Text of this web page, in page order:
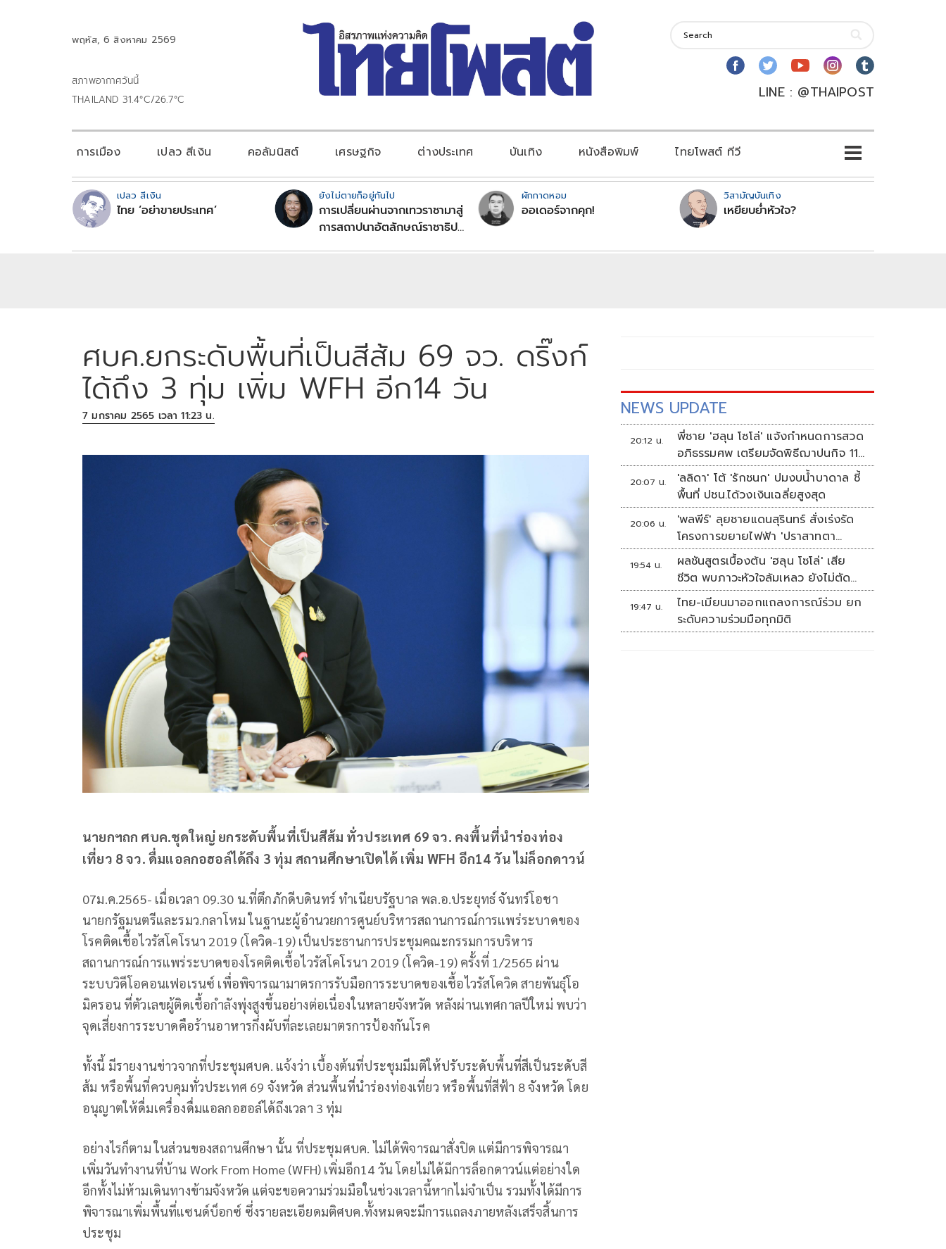
พฤหัส, 6 สิงหาคม 2569
สภาพอากาศวันนี้
THAILAND 31.4°C/26.7°C
LINE : @THAIPOST
การเมือง เปลว สีเงิน คอลัมนิสต์ เศรษฐกิจ ต่างประเทศ บันเทิง หนังสือพิมพ์ ไทยโพสต์ ทีวี
เปลว สีเงิน
ไทย ‘อย่าขายประเทศ’
ยังไม่ตายก็อยู่กันไป
การเปลี่ยนผ่านจากเทวราชามาสู่
การสถาปนาอัตลักษณ์ราชาธิป
ผักกาดหอม
ออเดอร์จากคุก!
วิสามัญบันเทิง
เหยียบย่ำหัวใจ?
ศบค.ยกระดับพื้นที่เป็นสีส้ม 69 จว. ดริ๊งก์
ได้ถึง 3 ทุ่ม เพิ่ม WFH อีก14 วัน
7 มกราคม 2565 เวลา 11:23 น.
นายกฯถก ศบค.ชุดใหญ่ ยกระดับพื้นที่เป็นสีส้ม ทั่วประเทศ 69 จว. คงพื้นที่นำร่องท่อง
เที่ยว 8 จว. ดื่มแอลกอฮอล์ได้ถึง 3 ทุ่ม สถานศึกษาเปิดได้ เพิ่ม WFH อีก14 วัน ไม่ล็อกดาวน์
07ม.ค.2565- เมื่อเวลา 09.30 น.ที่ตึกภักดีบดินทร์ ทำเนียบรัฐบาล พล.อ.ประยุทธ์ จันทร์โอชา
นายกรัฐมนตรีและรมว.กลาโหม ในฐานะผู้อำนวยการศูนย์บริหารสถานการณ์การแพร่ระบาดของ
โรคติดเชื้อไวรัสโคโรนา 2019 (โควิด-19) เป็นประธานการประชุมคณะกรรมการบริหาร
สถานการณ์การแพร่ระบาดของโรคติดเชื้อไวรัสโคโรนา 2019 (โควิด-19) ครั้งที่ 1/2565 ผ่าน
ระบบวิดีโอคอนเฟอเรนซ์ เพื่อพิจารณามาตรการรับมือการระบาดของเชื้อไวรัสโควิด สายพันธุ์โอ
มิครอน ที่ตัวเลขผู้ติดเชื้อกำลังพุ่งสูงขึ้นอย่างต่อเนื่องในหลายจังหวัด หลังผ่านเทศกาลปีใหม่ พบว่า
จุดเสี่ยงการระบาดคือร้านอาหารกึ่งผับที่ละเลยมาตรการป้องกันโรค
ทั้งนี้ มีรายงานข่าวจากที่ประชุมศบค. แจ้งว่า เบื้องต้นที่ประชุมมีมติให้ปรับระดับพื้นที่สีเป็นระดับสี
ส้ม หรือพื้นที่ควบคุมทั่วประเทศ 69 จังหวัด ส่วนพื้นที่นำร่องท่องเที่ยว หรือพื้นที่สีฟ้า 8 จังหวัด โดย
อนุญาตให้ดื่มเครื่องดื่มแอลกอฮอล์ได้ถึงเวลา 3 ทุ่ม
อย่างไรก็ตาม ในส่วนของสถานศึกษา นั้น ที่ประชุมศบค. ไม่ได้พิจารณาสั่งปิด แต่มีการพิจารณา
เพิ่มวันทำงานที่บ้าน Work From Home (WFH) เพิ่มอีก14 วัน โดยไม่ได้มีการล็อกดาวน์แต่อย่างใด
อีกทั้งไม่ห้ามเดินทางข้ามจังหวัด แต่จะขอความร่วมมือในช่วงเวลานี้หากไม่จำเป็น รวมทั้งได้มีการ
พิจารณาเพิ่มพื้นที่แซนด์บ็อกซ์ ซึ่งรายละเอียดมติศบค.ทั้งหมดจะมีการแถลงภายหลังเสร็จสิ้นการ
ประชุม
NEWS UPDATE
20:12 น.
พี่ชาย 'ฮลุน โซโล่' แจ้งกำหนดการสวด
อภิธรรมศพ เตรียมจัดพิธีฌาปนกิจ 11
ส.ค.
20:07 น.
'ลลิดา' โต้ 'รักชนก' ปมงบน้ำบาดาล ชี้
พื้นที่ ปชน.ได้วงเงินเฉลี่ยสูงสุด
20:06 น.
'พลพีร์' ลุยชายแดนสุรินทร์ สั่งเร่งรัด
โครงการขยายไฟฟ้า 'ปราสาทตา
ควาย-เนิน 350'
19:54 น.
ผลชันสูตรเบื้องต้น 'ฮลุน โซโล่' เสีย
ชีวิต พบภาวะหัวใจล้มเหลว ยังไม่ตัด
ประเด็นสารพิษ รอจอร์เจียส่งผลตรวจ
ครั้งแรก
19:47 น.
ไทย-เมียนมาออกแถลงการณ์ร่วม ยก
ระดับความร่วมมือทุกมิติ